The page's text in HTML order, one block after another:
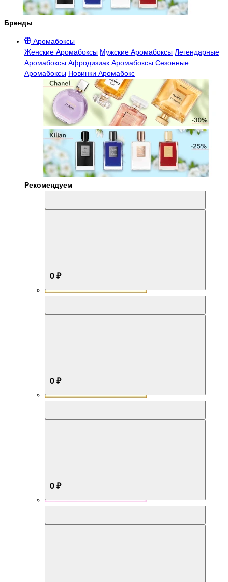
Бренды
Аромабоксы
Женские Аромабоксы Мужские Аромабоксы Легендарные
Аромабоксы Афродизиак Аромабоксы Сезонные
Аромабоксы Новинки Аромабокс
Рекомендуем
0 ₽
0 ₽
0 ₽